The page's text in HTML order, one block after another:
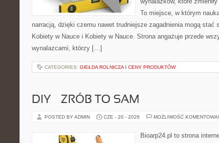
To miejsce, w którym
narracją, dzięki czemu nawet trudniejsze zagadnienia mogą stać
Kobiety w Nauce i Kobiety w Nauce. Strona angażuje przede
wynalazcami, którzy […]
CATEGORIES: GIEŁDA ROLNICZA I CENY PRODUKTÓW
DIY – ZRÓB TO SAM
POSTED BY ADMIN CZE - 20 - 2026 MOŻLIWOŚĆ
Bioarp24.pl to strona